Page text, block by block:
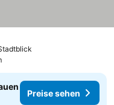
Preise sehen